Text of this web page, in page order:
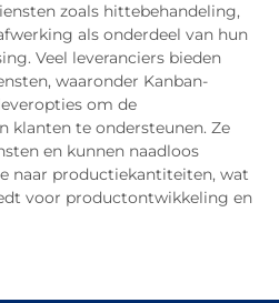
zoals hittebehandeling,
als onderdeel van hun
Veel leveranciers bieden
waaronder Kanban-
om de
klanten te ondersteunen. Ze
en kunnen naadloos
naar productiekantiteiten, wat
voor productontwikkeling en